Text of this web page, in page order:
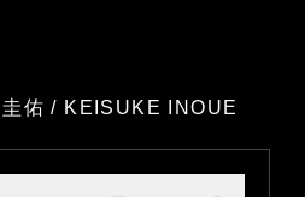
佑 / KEISUKE INOUE